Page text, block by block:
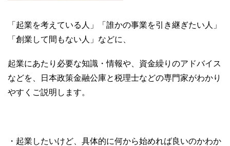
「起業を考えている人」「誰かの事業を引き継ぎたい人」
「創業して間もない人」などに、
起業にあたり必要な知識・情報や、資金繰りのアドバイス
などを、日本政策金融公庫と税理士などの専門家がわかり
やすくご説明します。
・起業したいけど、具体的に何から始めれば良いのかわか